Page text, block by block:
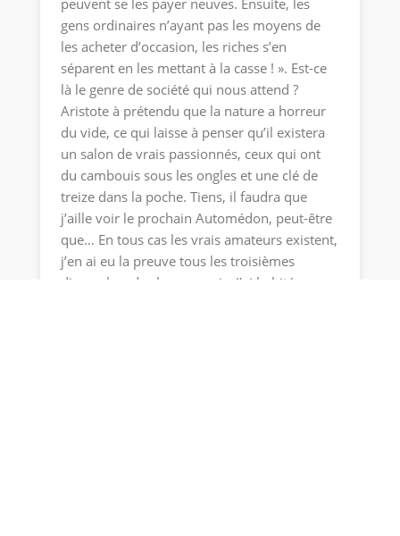
gens ordinaires n’ayant pas les moyens de
les acheter d’occasion, les riches s’en
séparent en les mettant à la casse ! ». Est-ce
là le genre de société qui nous attend ?
Aristote à prétendu que la nature a horreur
du vide, ce qui laisse à penser qu’il existera
un salon de vrais passionnés, ceux qui ont
du cambouis sous les ongles et une clé de
treize dans la poche. Tiens, il faudra que
j’aille voir le prochain Automédon, peut-être
que… En tous cas les vrais amateurs existent,
j’en ai eu la preuve tous les troisièmes
dimanches de chaque mois. J’ai habité